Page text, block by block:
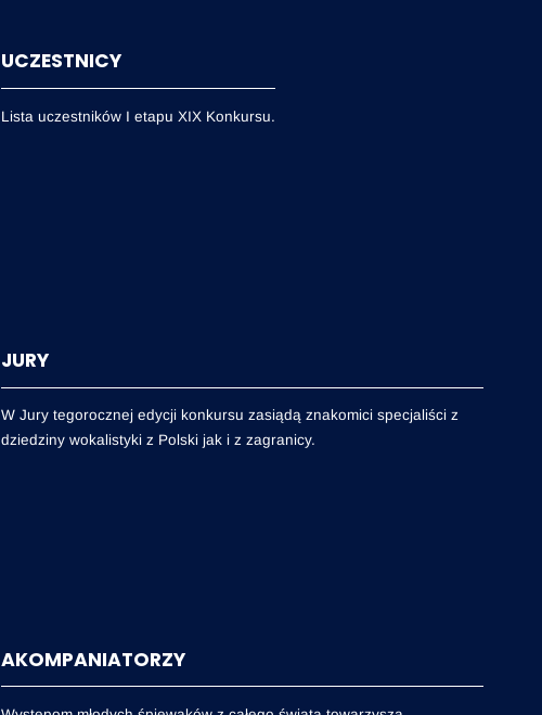
UCZESTNICY
Lista uczestników I etapu XIX Konkursu.
JURY
W Jury tegorocznej edycji konkursu zasiądą znakomici specjaliści z
dziedziny wokalistyki z Polski jak i z zagranicy.
AKOMPANIATORZY